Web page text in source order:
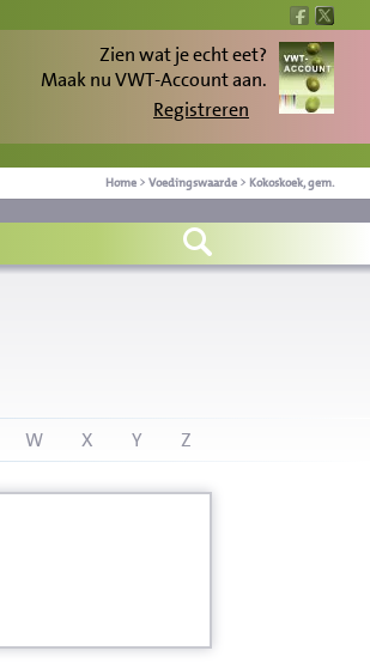
Zien wat je echt eet?
Maak nu VWT-Account aan.
Registreren
Home > Voedingswaarde > Kokoskoek, gem.
W X Y Z